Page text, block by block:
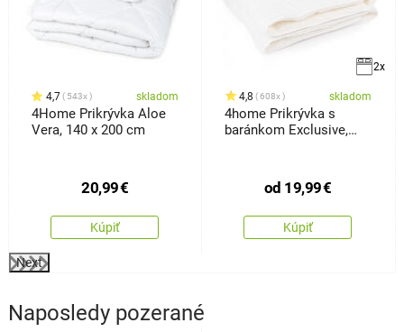
4,7 543x skladom
4Home Prikrývka Aloe
Vera, 140 x 200 cm
20,99€
Kúpiť
2x
4,8 608x skladom
4home Prikrývka s
baránkom Exclusive,
od 19,99€
Kúpiť
Next
Naposledy pozerané